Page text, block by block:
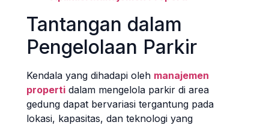
Tantangan dalam
Pengelolaan Parkir
Kendala yang dihadapi oleh manajemen
properti dalam mengelola parkir di area
gedung dapat bervariasi tergantung pada
lokasi, kapasitas, dan teknologi yang